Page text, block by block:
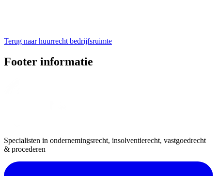
Terug naar huurrecht bedrijfsruimte
Footer informatie
Specialisten in ondernemingsrecht, insolventierecht, vastgoedrecht
& procederen